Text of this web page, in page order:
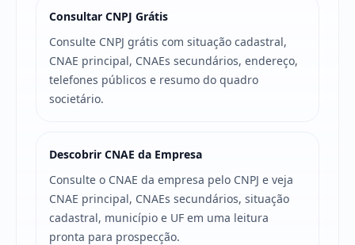
Consultar CNPJ Grátis
Consulte CNPJ grátis com situação cadastral,
CNAE principal, CNAEs secundários, endereço,
telefones públicos e resumo do quadro
societário.
Descobrir CNAE da Empresa
Consulte o CNAE da empresa pelo CNPJ e veja
CNAE principal, CNAEs secundários, situação
cadastral, município e UF em uma leitura
pronta para prospecção.